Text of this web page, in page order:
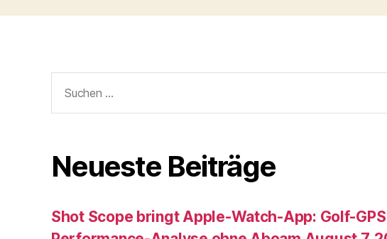
nach:
Neueste Beiträge
Shot Scope bringt Apple-Watch-App: Golf-